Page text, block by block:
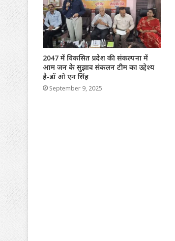
2047 में विकसित प्रदेश की संकल्पना में
आम जन के सुझाव संकलन टीम का उद्देश्य
है-डॉ ओ एन सिंह
September 9, 2025